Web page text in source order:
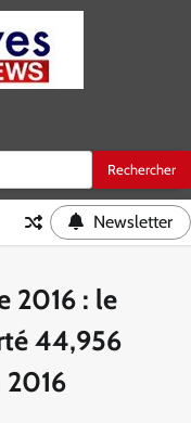
Newsletter
2016 : le
44,956
2016